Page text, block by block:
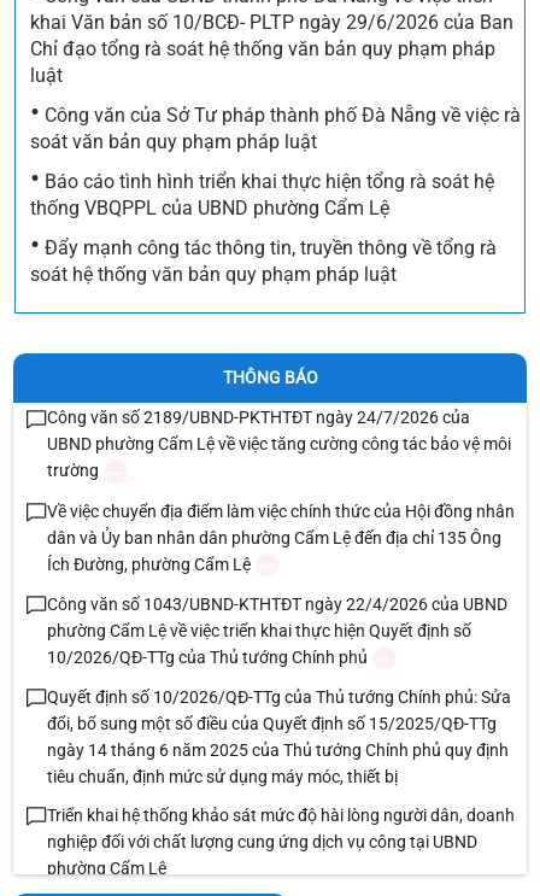
khai Văn bản số 10/BCĐ- PLTP ngày 29/6/2026 của Ban
Chỉ đạo tổng rà soát hệ thống văn bản quy phạm pháp
luật
• Công văn của Sở Tư pháp thành phố Đà Nẵng về việc rà
soát văn bản quy phạm pháp luật
• Báo cáo tình hình triển khai thực hiện tổng rà soát hệ
thống VBQPPL của UBND phường Cẩm Lệ
• Đẩy mạnh công tác thông tin, truyền thông về tổng rà
soát hệ thống văn bản quy phạm pháp luật
THÔNG BÁO
Công văn số 2189/UBND-PKTHTĐT ngày 24/7/2026 của
UBND phường Cẩm Lệ về việc tăng cường công tác bảo vệ môi
trường
Về việc chuyển địa điểm làm việc chính thức của Hội đồng nhân
dân và Ủy ban nhân dân phường Cẩm Lệ đến địa chỉ 135 Ông
Ích Đường, phường Cẩm Lệ
Công văn số 1043/UBND-KTHTĐT ngày 22/4/2026 của UBND
phường Cẩm Lệ về việc triển khai thực hiện Quyết định số
10/2026/QĐ-TTg của Thủ tướng Chính phủ
Quyết định số 10/2026/QĐ-TTg của Thủ tướng Chính phủ: Sửa
đổi, bổ sung một số điều của Quyết định số 15/2025/QĐ-TTg
ngày 14 tháng 6 năm 2025 của Thủ tướng Chính phủ quy định
tiêu chuẩn, định mức sử dụng máy móc, thiết bị
Triển khai hệ thống khảo sát mức độ hài lòng người dân, doanh
nghiệp đối với chất lượng cung ứng dịch vụ công tại UBND
phường Cẩm Lệ